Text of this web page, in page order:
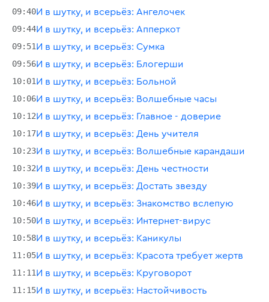
09:40И в шутку, и всерьёз: Ангелочек
09:44И в шутку, и всерьёз: Апперкот
09:51И в шутку, и всерьёз: Сумка
09:56И в шутку, и всерьёз: Блогерши
10:01И в шутку, и всерьёз: Больной
10:06И в шутку, и всерьёз: Волшебные часы
10:12И в шутку, и всерьёз: Главное - доверие
10:17И в шутку, и всерьёз: День учителя
10:23И в шутку, и всерьёз: Волшебные карандаши
10:32И в шутку, и всерьёз: День честности
10:39И в шутку, и всерьёз: Достать звезду
10:46И в шутку, и всерьёз: Знакомство вслепую
10:50И в шутку, и всерьёз: Интернет-вирус
10:58И в шутку, и всерьёз: Каникулы
11:05И в шутку, и всерьёз: Красота требует жертв
11:11И в шутку, и всерьёз: Круговорот
11:15И в шутку, и всерьёз: Настойчивость